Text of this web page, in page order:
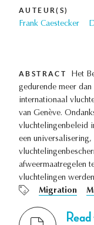
AUTEUR(S)
Frank Caestecker
ABSTRACT
Het
gedurende meer
internationaal
van Genève.
vluchtelingenbeleid
een
afweermaatregelen
vluchtelingen
Migration